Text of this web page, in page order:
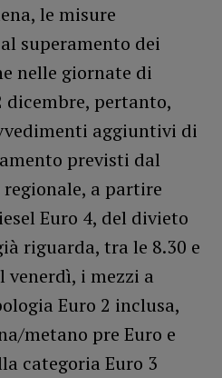
le misure
superamento dei
nelle giornate di
dicembre, pertanto,
aggiuntivi di
previsti dal
a partire
Euro 4, del divieto
riguarda, tra le 8.30 e
venerdì, i mezzi a
Euro 2 inclusa,
metano pre Euro e
categoria Euro 3